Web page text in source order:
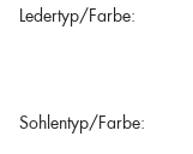
Ledertyp/Farbe:
Sohlentyp/Farbe: